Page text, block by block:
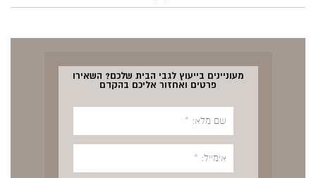
מעוניינים בייעוץ לגבי הבית שלכם? השאירו
פרטים ואחזור אליכם בהקדם